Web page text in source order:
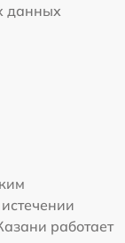
данных
работает